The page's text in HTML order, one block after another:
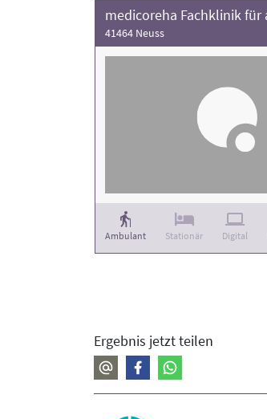
41464 Neuss
Ambulant Stationär Digital
Ergebnis jetzt teilen